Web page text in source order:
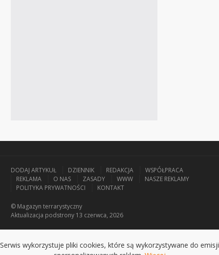
DODAJ ARTYKUŁ DZIENNIK REDAKCJA
WSPÓŁPRACA
REKLAMA
O NAS ZASADY WWW
NASZE REKLAMY
POLITYKA PRYWATNOŚCI
KONTAKT
© Magazyn terrarystyczny
Aktualizacja podstrony 13 czerwca, 2026
Serwis wykorzystuje pliki cookies, które są wykorzystywane do emisji